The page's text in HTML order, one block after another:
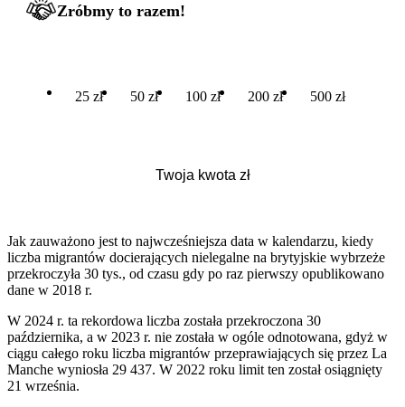
Zróbmy to razem!
25 zł 50 zł 100 zł 200 zł 500 zł
Jak zauważono jest to najwcześniejsza data w kalendarzu, kiedy
liczba migrantów docierających nielegalne na brytyjskie wybrzeże
przekroczyła 30 tys., od czasu gdy po raz pierwszy opublikowano
dane w 2018 r.
W 2024 r. ta rekordowa liczba została przekroczona 30
października, a w 2023 r. nie została w ogóle odnotowana, gdyż w
ciągu całego roku liczba migrantów przeprawiających się przez La
Manche wyniosła 29 437. W 2022 roku limit ten został osiągnięty
21 września.